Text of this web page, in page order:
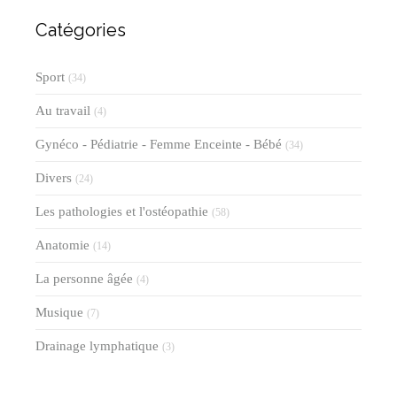
Catégories
Sport (34)
Au travail (4)
Gynéco - Pédiatrie - Femme Enceinte - Bébé (34)
Divers (24)
Les pathologies et l'ostéopathie (58)
Anatomie (14)
La personne âgée (4)
Musique (7)
Drainage lymphatique (3)